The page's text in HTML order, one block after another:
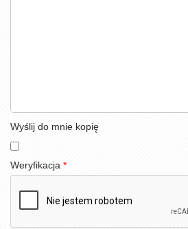
Wyślij do mnie kopię
Weryfikacja *